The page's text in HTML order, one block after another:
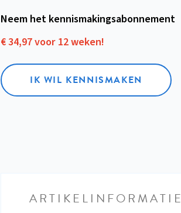
Neem het kennismakings­abonnement
€ 34,97 voor 12 weken!
IK WIL KENNISMAKEN
ARTIKELINFORMATIE